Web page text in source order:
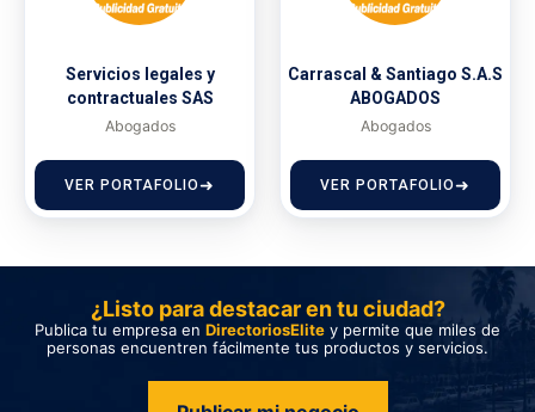
Servicios legales y
contractuales SAS
Abogados
VER PORTAFOLIO
Carrascal & Santiago S.A.S
ABOGADOS
Abogados
VER PORTAFOLIO
¿Listo para destacar en tu ciudad?
Publica tu empresa en DirectoriosElite y permite que miles de
personas encuentren fácilmente tus productos y servicios.